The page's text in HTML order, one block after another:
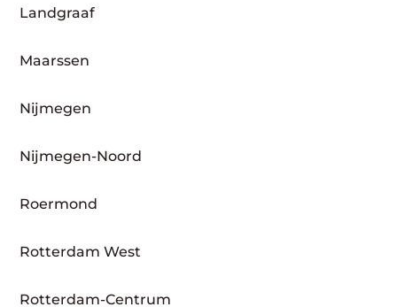
Landgraaf
Maarssen
Nijmegen
Nijmegen-Noord
Roermond
Rotterdam West
Rotterdam-Centrum